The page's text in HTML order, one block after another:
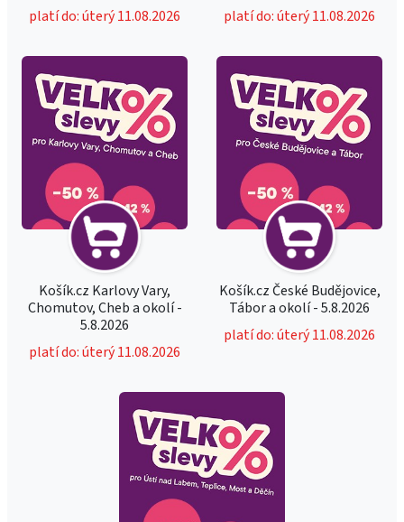
platí do: úterý 11.08.2026
platí do: úterý 11.08.2026
Košík.cz Karlovy Vary,
Chomutov, Cheb a okolí -
5.8.2026
platí do: úterý 11.08.2026
Košík.cz České Budějovice,
Tábor a okolí - 5.8.2026
platí do: úterý 11.08.2026